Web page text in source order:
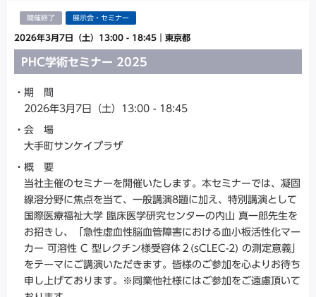
開催終了 展示会・セミナー
2026年3月7日（土）13:00 - 18:45 東京都
PHC学術セミナー 2025
期 間
2026年3月7日（土）13:00 - 18:45
会 場
大手町サンケイプラザ
概 要
当社主催のセミナーを開催いたします。本セミナーでは、凝固
線溶分野に焦点を当て、一般講演8題に加え、特別講演として
国際医療福祉大学 臨床医学研究センターの内山 真一郎先生を
お招きし、「急性虚血性脳血管障害における血小板活性化マー
カー 可溶性 C 型レクチン様受容体２(sCLEC-2) の測定意義」
をテーマにご講演いただきます。皆様のご参加を心よりお待ち
申し上げております。※同業他社様にはご参加をご遠慮頂いて